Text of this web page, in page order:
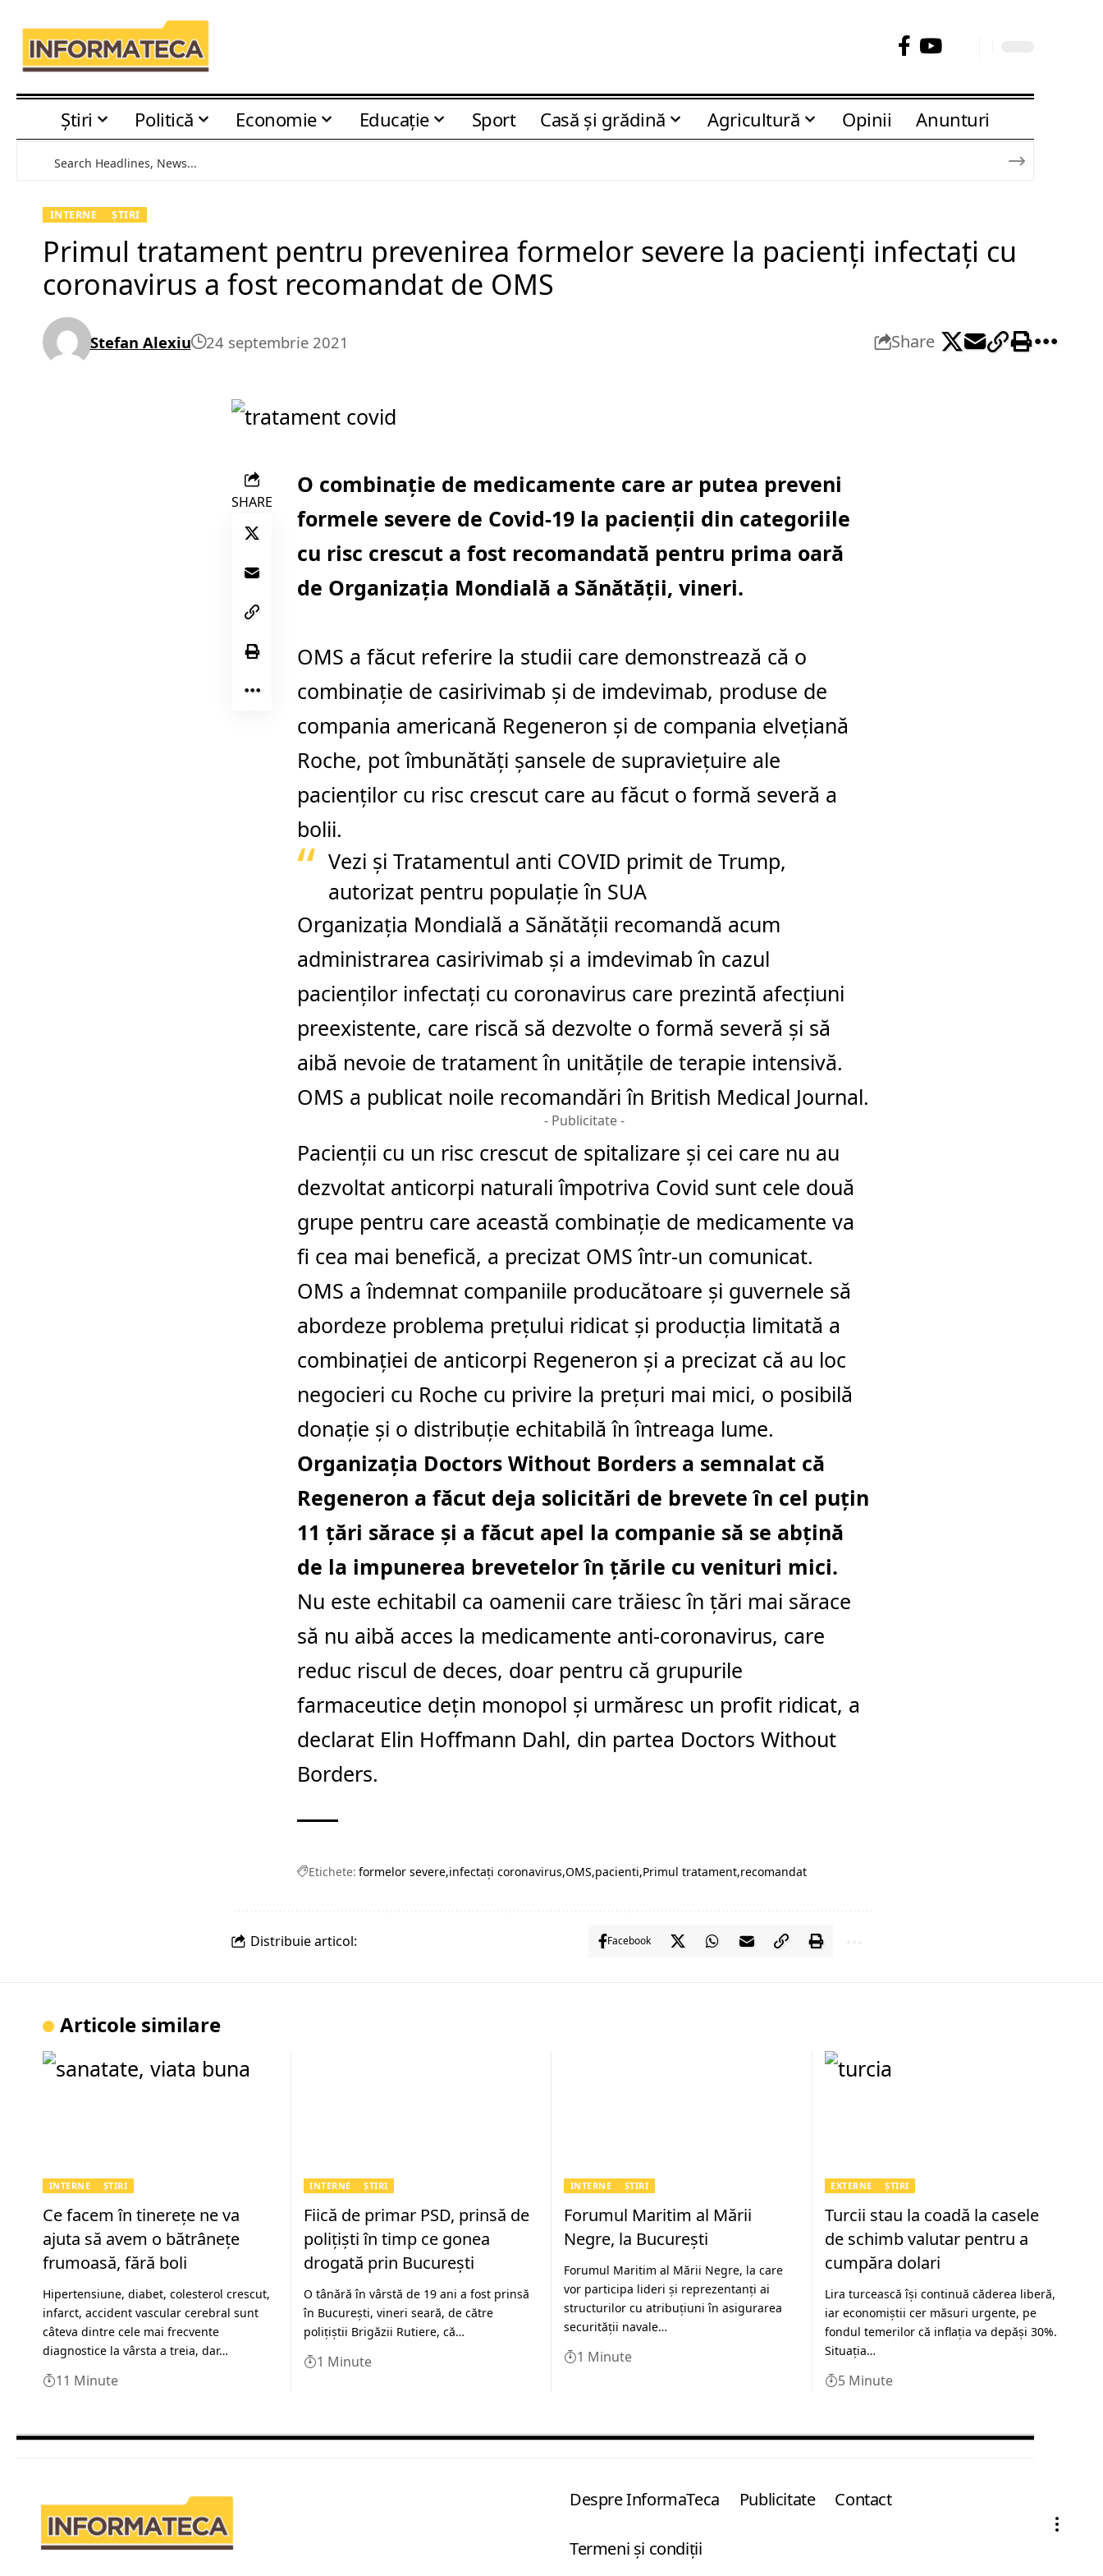
Știri Politică Economie Educaţie Sport Casă şi grădină Agricultură Opinii Anunturi
INTERNE ȘTIRI
Primul tratament pentru prevenirea formelor severe la pacienți infectați cu
coronavirus a fost recomandat de OMS
Stefan Alexiu 24 septembrie 2021 Share
SHARE
O combinație de medicamente care ar putea preveni
formele severe de Covid-19 la pacienții din categoriile
cu risc crescut a fost recomandată pentru prima oară
de Organizația Mondială a Sănătății, vineri.
OMS a făcut referire la studii care demonstrează că o
combinaţie de casirivimab şi de imdevimab, produse de
compania americană Regeneron şi de compania elveţiană
Roche, pot îmbunătăţi şansele de supravieţuire ale
pacienţilor cu risc crescut care au făcut o formă severă a
bolii.
Vezi și Tratamentul anti COVID primit de Trump,
autorizat pentru populație în SUA
Organizaţia Mondială a Sănătăţii recomandă acum
administrarea casirivimab şi a imdevimab în cazul
pacienţilor infectaţi cu coronavirus care prezintă afecţiuni
preexistente, care riscă să dezvolte o formă severă şi să
aibă nevoie de tratament în unităţile de terapie intensivă.
OMS a publicat noile recomandări în British Medical Journal.
- Publicitate -
Pacienţii cu un risc crescut de spitalizare şi cei care nu au
dezvoltat anticorpi naturali împotriva Covid sunt cele două
grupe pentru care această combinaţie de medicamente va
fi cea mai benefică, a precizat OMS într-un comunicat.
OMS a îndemnat companiile producătoare şi guvernele să
abordeze problema preţului ridicat şi producţia limitată a
combinaţiei de anticorpi Regeneron şi a precizat că au loc
negocieri cu Roche cu privire la preţuri mai mici, o posibilă
donaţie şi o distribuţie echitabilă în întreaga lume.
Organizaţia Doctors Without Borders a semnalat că
Regeneron a făcut deja solicitări de brevete în cel puţin
11 ţări sărace şi a făcut apel la companie să se abţină
de la impunerea brevetelor în ţările cu venituri mici.
Nu este echitabil ca oamenii care trăiesc în ţări mai sărace
să nu aibă acces la medicamente anti-coronavirus, care
reduc riscul de deces, doar pentru că grupurile
farmaceutice deţin monopol şi urmăresc un profit ridicat, a
declarat Elin Hoffmann Dahl, din partea Doctors Without
Borders.
Etichete: formelor severe infectați coronavirus OMS pacienti Primul tratament recomandat
Distribuie articol: Facebook
Articole similare
INTERNE ȘTIRI
Ce facem în tinerețe ne va
ajuta să avem o bătrânețe
frumoasă, fără boli
Hipertensiune, diabet, colesterol crescut,
infarct, accident vascular cerebral sunt
câteva dintre cele mai frecvente
diagnostice la vârsta a treia, dar…
11 Minute
INTERNE ȘTIRI
Fiică de primar PSD, prinsă de
polițiști în timp ce gonea
drogată prin București
O tânără în vârstă de 19 ani a fost prinsă
în București, vineri seară, de către
polițiștii Brigăzii Rutiere, că…
1 Minute
INTERNE ȘTIRI
Forumul Maritim al Mării
Negre, la Bucureşti
Forumul Maritim al Mării Negre, la care
vor participa lideri şi reprezentanţi ai
structurilor cu atribuţiuni în asigurarea
securităţii navale…
1 Minute
EXTERNE ȘTIRI
Turcii stau la coadă la casele
de schimb valutar pentru a
cumpăra dolari
Lira turcească își continuă căderea liberă,
iar economiștii cer măsuri urgente, pe
fondul temerilor că inflația va depăși 30%.
Situația…
5 Minute
Despre InformaTeca Publicitate Contact
Termeni şi condiţii